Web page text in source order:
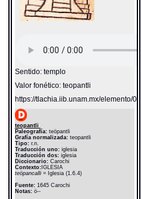
Sentido: templo
Valor fonético: teopantli
https://tlachia.iib.unam.mx/elemento/
teopantli
Paleografía:teöpantli
Grafía normalizada:teopantli
Tipo:r.n.
Traducción uno:iglesia
Traducción dos:iglesia
Diccionario: Carochi
Contexto:IGLESIA
teöpancalli = Iglesia (1.6.4)
Fuente:1645 Carochi
Notas:ö--